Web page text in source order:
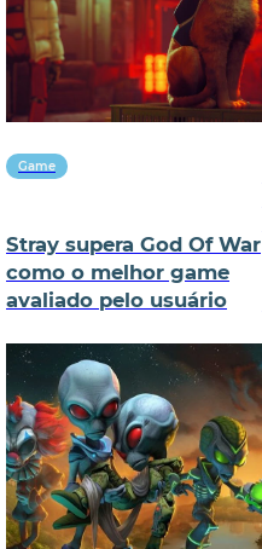
Game
Stray supera God Of War
como o melhor game
avaliado pelo usuário